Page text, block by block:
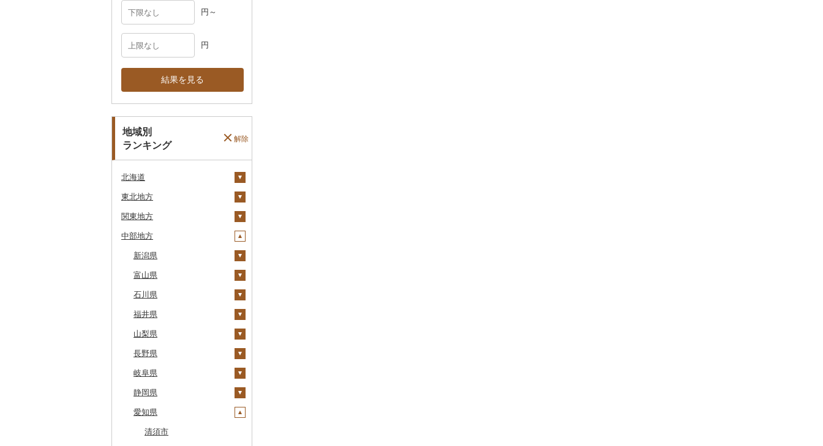
円～
円
結果を見る
地域別
ランキング
解除
北海道
安平町
八雲町
鹿部町
江差町
白老町
せたな町
旭川市
森町
稚内市
標津町
清里町
北斗市
留萌市
東北地方
青森県
十和田市
大鰐町
南部町
五戸町
藤崎町
六ヶ所村
東北町
三戸町
東通村
黒石市
おいらせ町
岩手県
宮古市
軽米町
岩手町
矢巾町
釜石市
野田村
普代村
一戸町
陸前高田市
紫波町
宮城県
柴田町
色麻町
丸森町
大衡村
加美町
利府町
白石市
登米市
山元町
秋田県
大潟村
横手市
能代市
小坂町
仙北市
井川町
潟上市
三種町
山形県
村山市
尾花沢市
上山市
河北町
酒田市
新庄市
長井市
福島県
天栄村
広野町
鏡石町
須賀川市
小野町
棚倉町
関東地方
茨城県
土浦市
取手市
つくば市
稲敷市
潮来市
五霞町
北茨城市
境町
かすみがうら市
牛久市
栃木県
那須塩原市
市貝町
塩谷町
上三川町
佐野市
真岡市
高根沢町
大田原市
栃木市
群馬県
榛東村
下仁田町
玉村町
安中市
川場村
昭和村
甘楽町
明和町
埼玉県
春日部市
蕨市
戸田市
毛呂山町
久喜市
ふじみ野市
川島町
千葉県
勝浦市
袖ケ浦市
我孫子市
長柄町
芝山町
八千代市
東京都
八王子市
日野市
昭島市
武蔵村山市
葛飾区
神奈川県
南足柄市
松田町
大井町
中井町
中部地方
新潟県
十日町市
弥彦村
阿賀町
出雲崎町
魚沼市
佐渡市
燕市
南魚沼市
関川村
富山県
射水市
氷見市
朝日町
高岡市
魚津市
砺波市
入善町
黒部市
石川県
羽咋市
七尾市
白山市
穴水町
輪島市
中能登町
石川県（県庁）
福井県
美浜町
小浜市
越前町
若狭町
鯖江市
高浜町
山梨県
富士吉田市
甲斐市
山梨市
富士川町
大月市
長野県
高森町
御代田町
飯田市
青木村
岐阜県
養老町
八百津町
池田町
静岡県
下田市
静岡市
愛知県
清須市